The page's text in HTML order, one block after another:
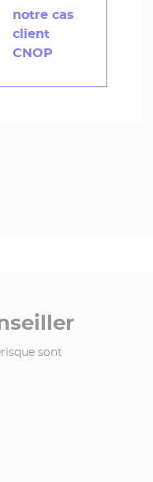
notre cas
client
CNOP
sont